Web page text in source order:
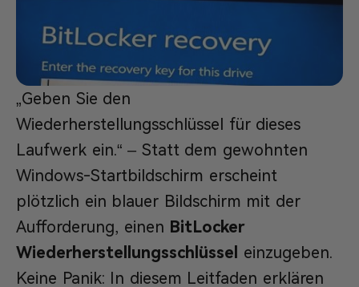
„Geben Sie den
Wiederherstellungsschlüssel für dieses
Laufwerk ein.“ – Statt dem gewohnten
Windows-Startbildschirm erscheint
plötzlich ein blauer Bildschirm mit der
Aufforderung, einen BitLocker
Wiederherstellungsschlüssel einzugeben.
Keine Panik: In diesem Leitfaden erklären